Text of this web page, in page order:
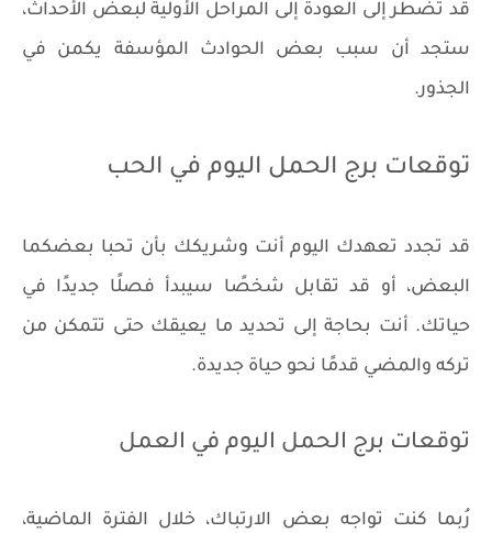
قد تضطر إلى العودة إلى المراحل الأولية لبعض الأحداث،
ستجد أن سبب بعض الحوادث المؤسفة يكمن في
الجذور.
توقعات برج الحمل اليوم في الحب
قد تجدد تعهدك اليوم أنت وشريكك بأن تحبا بعضكما
البعض، أو قد تقابل شخصًا سيبدأ فصلًا جديدًا في
حياتك. أنت بحاجة إلى تحديد ما يعيقك حتى تتمكن من
تركه والمضي قدمًا نحو حياة جديدة.
توقعات برج الحمل اليوم في العمل
رُبما كنت تواجه بعض الارتباك، خلال الفترة الماضية،